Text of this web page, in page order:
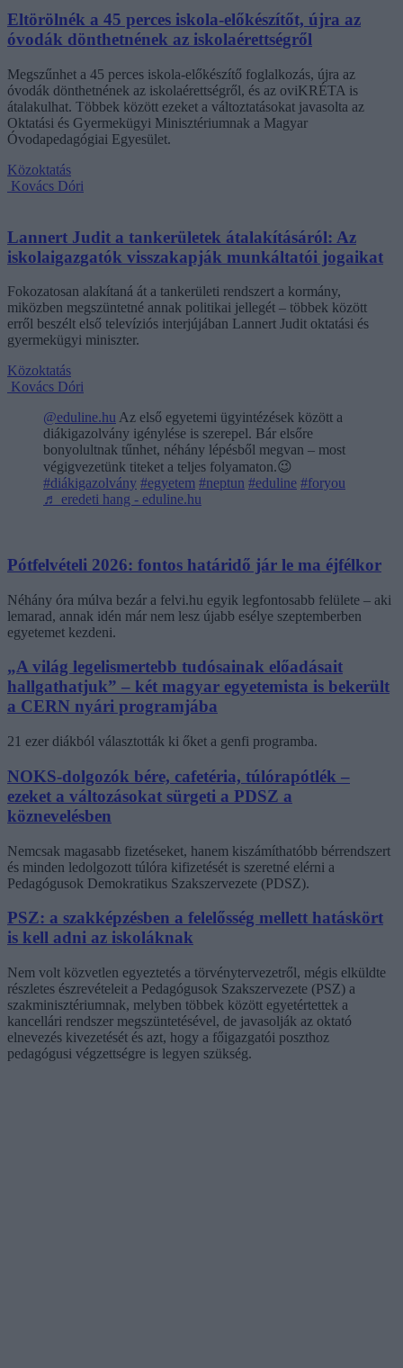
Eltörölnék a 45 perces iskola-előkészítőt, újra az
óvodák dönthetnének az iskolaérettségről
Megszűnhet a 45 perces iskola-előkészítő foglalkozás, újra az
óvodák dönthetnének az iskolaérettségről, és az oviKRÉTA is
átalakulhat. Többek között ezeket a változtatásokat javasolta az
Oktatási és Gyermekügyi Minisztériumnak a Magyar
Óvodapedagógiai Egyesület.
Közoktatás
Kovács Dóri
Lannert Judit a tankerületek átalakításáról: Az
iskolaigazgatók visszakapják munkáltatói jogaikat
Fokozatosan alakítaná át a tankerületi rendszert a kormány,
miközben megszüntetné annak politikai jellegét – többek között
erről beszélt első televíziós interjújában Lannert Judit oktatási és
gyermekügyi miniszter.
Közoktatás
Kovács Dóri
@eduline.hu Az első egyetemi ügyintézések között a
diákigazolvány igénylése is szerepel. Bár elsőre
bonyolultnak tűnhet, néhány lépésből megvan – most
végigvezetünk titeket a teljes folyamaton.😉
#diákigazolvány #egyetem #neptun #eduline #foryou
♬ eredeti hang - eduline.hu
Pótfelvételi 2026: fontos határidő jár le ma éjfélkor
Néhány óra múlva bezár a felvi.hu egyik legfontosabb felülete – aki
lemarad, annak idén már nem lesz újabb esélye szeptemberben
egyetemet kezdeni.
„A világ legelismertebb tudósainak előadásait
hallgathatjuk” – két magyar egyetemista is bekerült
a CERN nyári programjába
21 ezer diákból választották ki őket a genfi programba.
NOKS-dolgozók bére, cafetéria, túlórapótlék –
ezeket a változásokat sürgeti a PDSZ a
köznevelésben
Nemcsak magasabb fizetéseket, hanem kiszámíthatóbb bérrendszert
és minden ledolgozott túlóra kifizetését is szeretné elérni a
Pedagógusok Demokratikus Szakszervezete (PDSZ).
PSZ: a szakképzésben a felelősség mellett hatáskört
is kell adni az iskoláknak
Nem volt közvetlen egyeztetés a törvénytervezetről, mégis elküldte
részletes észrevételeit a Pedagógusok Szakszervezete (PSZ) a
szakminisztériumnak, melyben többek között egyetértettek a
kancellári rendszer megszüntetésével, de javasolják az oktató
elnevezés kivezetését és azt, hogy a főigazgatói poszthoz
pedagógusi végzettségre is legyen szükség.